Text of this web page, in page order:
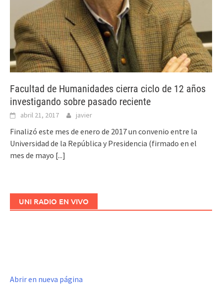
Facultad de Humanidades cierra ciclo de 12 años
investigando sobre pasado reciente
abril 21, 2017 javier
Finalizó este mes de enero de 2017 un convenio entre la
Universidad de la República y Presidencia (firmado en el
mes de mayo [...]
UNI RADIO EN VIVO
Abrir en nueva página